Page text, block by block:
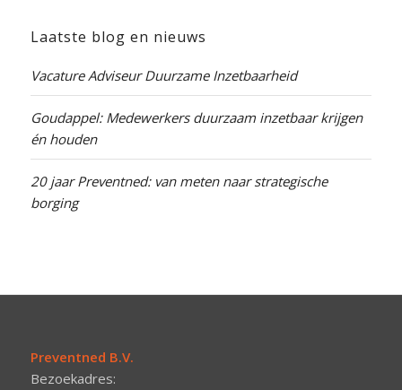
Laatste blog en nieuws
Vacature Adviseur Duurzame Inzetbaarheid
Goudappel: Medewerkers duurzaam inzetbaar krijgen
én houden
20 jaar Preventned: van meten naar strategische
borging
Preventned B.V.
Bezoekadres: